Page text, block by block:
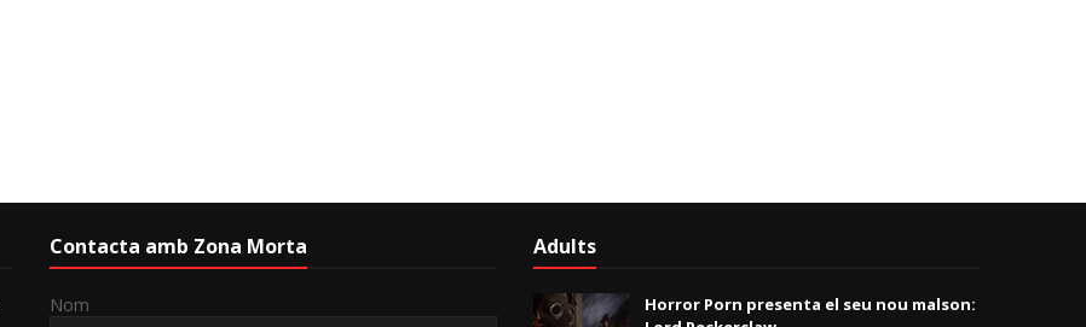
Contacta amb Zona Morta
Nom
Adults
Horror Porn presenta el seu nou malson: